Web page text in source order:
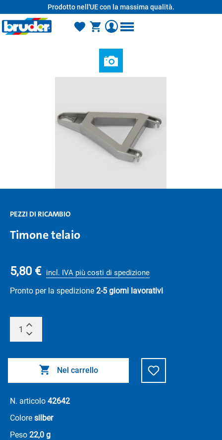
Prodotto nell'UE con la massima qualità.
PEZZI DI RICAMBIO
Timone telaio
5,80 € incl. IVA più costi di spedizione
Pronto per la spedizione 2-5 giorni lavorativi
Nel carrello
N. articolo 42642
Colore silber
Peso 22,0 g